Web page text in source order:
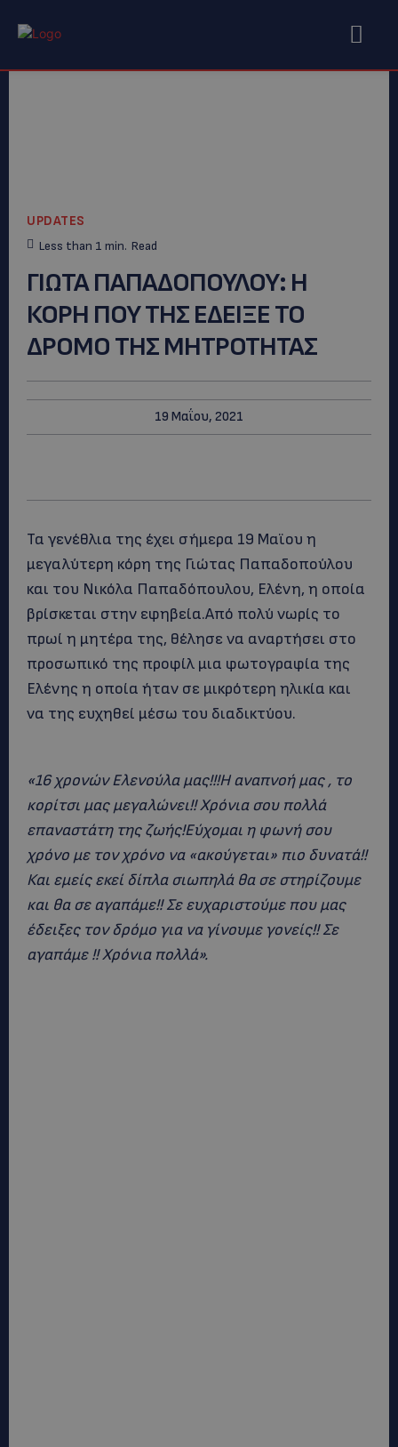
UPDATES
Less than 1 min. Read
ΓΙΩΤΑ ΠΑΠΑΔΟΠΟΥΛΟΥ: Η
ΚΟΡΗ ΠΟΥ ΤΗΣ ΕΔΕΙΞΕ ΤΟ
ΔΡΟΜΟ ΤΗΣ ΜΗΤΡΟΤΗΤΑΣ
19 Μαΐου, 2021
Τα γενέθλια της έχει σήμερα 19 Μαϊου η
μεγαλύτερη κόρη της Γιώτας Παπαδοπούλου
και του Νικόλα Παπαδόπουλου, Ελένη, η οποία
βρίσκεται στην εφηβεία.Από πολύ νωρίς το
πρωί η μητέρα της, θέλησε να αναρτήσει στο
προσωπικό της προφίλ μια φωτογραφία της
Ελένης η οποία ήταν σε μικρότερη ηλικία και
να της ευχηθεί μέσω του διαδικτύου.
«16 χρονών Ελενούλα μας!!!Η αναπνοή μας , το
κορίτσι μας μεγαλώνει!! Χρόνια σου πολλά
επαναστάτη της ζωής!Εύχομαι η φωνή σου
χρόνο με τον χρόνο να «ακούγεται» πιο δυνατά!!
Και εμείς εκεί δίπλα σιωπηλά θα σε στηρίζουμε
και θα σε αγαπάμε!! Σε ευχαριστούμε που μας
έδειξες τον δρόμο για να γίνουμε γονείς!! Σε
αγαπάμε !! Χρόνια πολλά».